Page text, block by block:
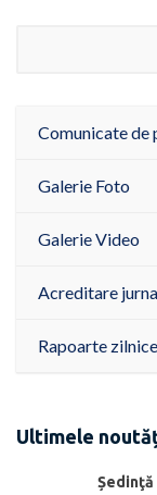
Comunicate de
Galerie Foto
Galerie Video
Acreditare
Rapoarte
Ultimele